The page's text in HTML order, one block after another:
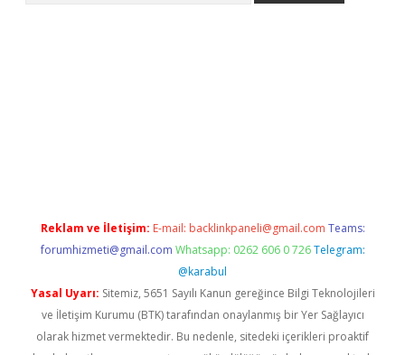
Reklam ve İletişim: E-mail: backlinkpaneli@gmail.com Teams:
forumhizmeti@gmail.com Whatsapp: 0262 606 0 726 Telegram:
@karabul
Yasal Uyarı: Sitemiz, 5651 Sayılı Kanun gereğince Bilgi Teknolojileri
ve İletişim Kurumu (BTK) tarafından onaylanmış bir Yer Sağlayıcı
olarak hizmet vermektedir. Bu nedenle, sitedeki içerikleri proaktif